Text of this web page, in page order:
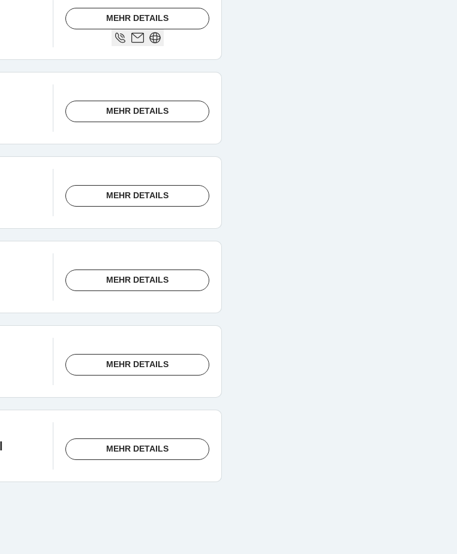
MEHR DETAILS
MEHR DETAILS
MEHR DETAILS
MEHR DETAILS
MEHR DETAILS
MEHR DETAILS